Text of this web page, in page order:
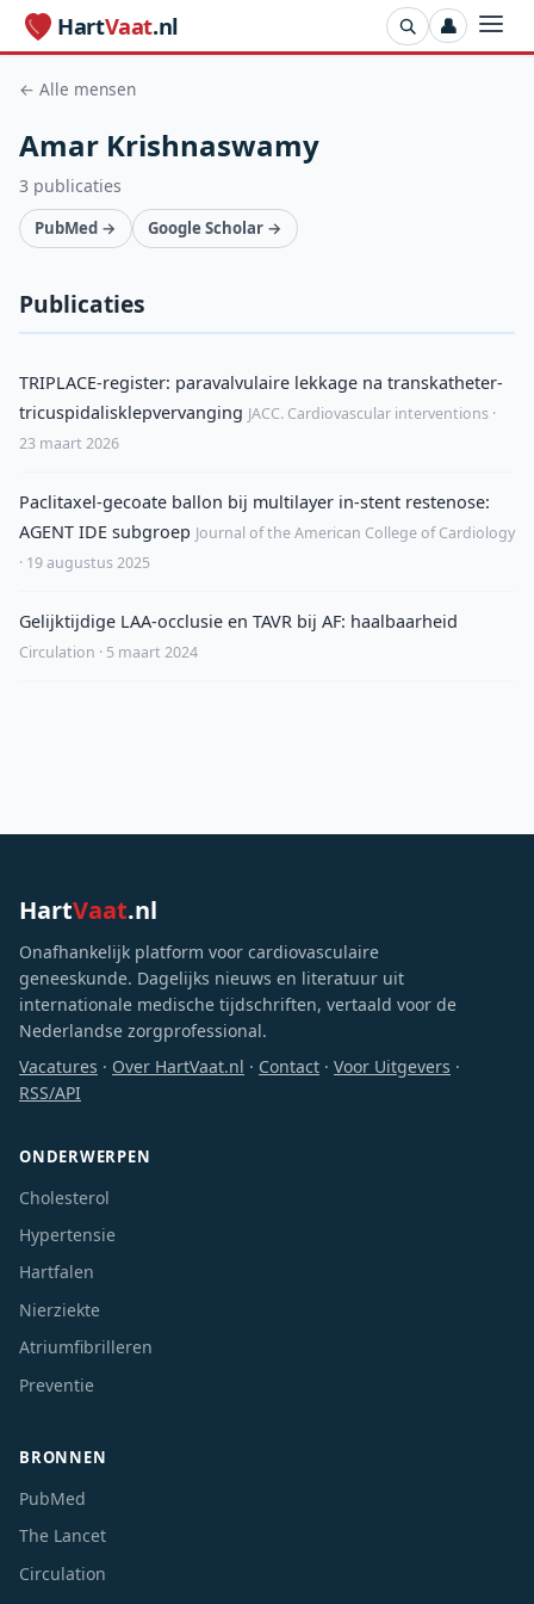
HartVaat.nl 👤
← Alle mensen
Amar Krishnaswamy
3 publicaties
PubMed → Google Scholar →
Publicaties
TRIPLACE-register: paravalvulaire lekkage na transkatheter-
tricuspidalisklepvervanging JACC. Cardiovascular interventions ·
23 maart 2026
Paclitaxel-gecoate ballon bij multilayer in-stent restenose:
AGENT IDE subgroep Journal of the American College of Cardiology
· 19 augustus 2025
Gelijktijdige LAA-occlusie en TAVR bij AF: haalbaarheid
Circulation · 5 maart 2024
HartVaat.nl
Onafhankelijk platform voor cardiovasculaire
geneeskunde. Dagelijks nieuws en literatuur uit
internationale medische tijdschriften, vertaald voor de
Nederlandse zorgprofessional.
Vacatures · Over HartVaat.nl · Contact · Voor Uitgevers ·
RSS/API
ONDERWERPEN
Cholesterol
Hypertensie
Hartfalen
Nierziekte
Atriumfibrilleren
Preventie
BRONNEN
PubMed
The Lancet
Circulation